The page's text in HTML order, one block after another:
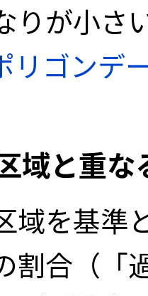
りが小さ
リゴンデ
域と重
域を基準
割合（「